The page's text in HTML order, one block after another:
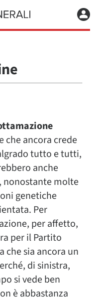
che ancora crede
tutto e tutti,
anche
nonostante molte
genetiche
Per
per affetto,
per il Partito
che sia ancora un
di sinistra,
si vede ben
è abbastanza